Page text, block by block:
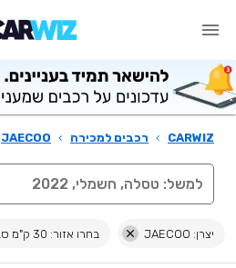
CARWIZ
› רכבים למכירה ›
JAECOO
יצרן: JAECOO בחרו אזור: 30 ק"מ סביב עפולה